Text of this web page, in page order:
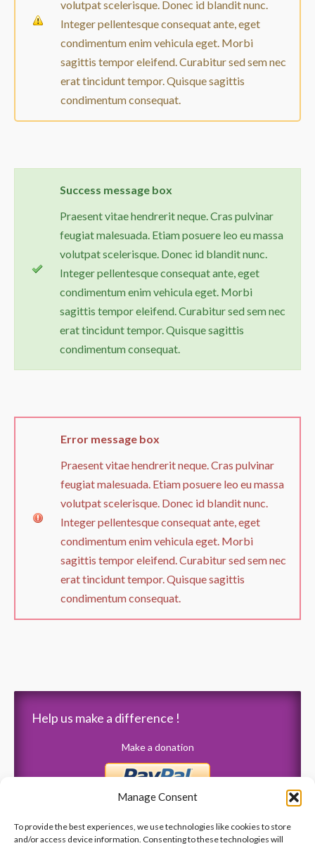
Manage Consent
To provide the best experiences, we use technologies like cookies to store
and/or access device information. Consenting to these technologies will
volutpat scelerisque. Donec id blandit nunc.
Integer pellentesque consequat ante, eget
condimentum enim vehicula eget. Morbi
sagittis tempor eleifend. Curabitur sed sem nec
erat tincidunt tempor. Quisque sagittis
condimentum consequat.
Success message box
Praesent vitae hendrerit neque. Cras pulvinar
feugiat malesuada. Etiam posuere leo eu massa
volutpat scelerisque. Donec id blandit nunc.
Integer pellentesque consequat ante, eget
condimentum enim vehicula eget. Morbi
sagittis tempor eleifend. Curabitur sed sem nec
erat tincidunt tempor. Quisque sagittis
condimentum consequat.
Error message box
Praesent vitae hendrerit neque. Cras pulvinar
feugiat malesuada. Etiam posuere leo eu massa
volutpat scelerisque. Donec id blandit nunc.
Integer pellentesque consequat ante, eget
condimentum enim vehicula eget. Morbi
sagittis tempor eleifend. Curabitur sed sem nec
erat tincidunt tempor. Quisque sagittis
condimentum consequat.
Help us make a difference !
Make a donation